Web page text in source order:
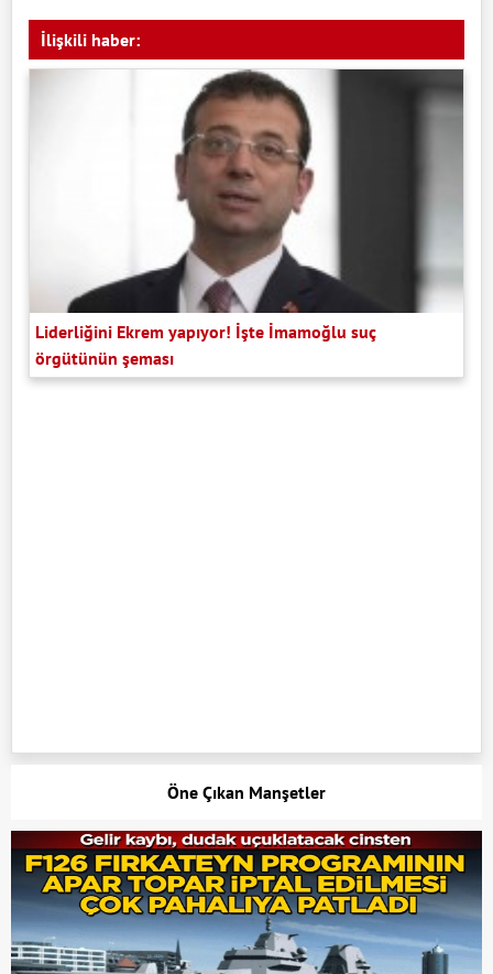
İlişkili haber:
Liderliğini Ekrem yapıyor! İşte İmamoğlu suç
örgütünün şeması
Öne Çıkan Manşetler